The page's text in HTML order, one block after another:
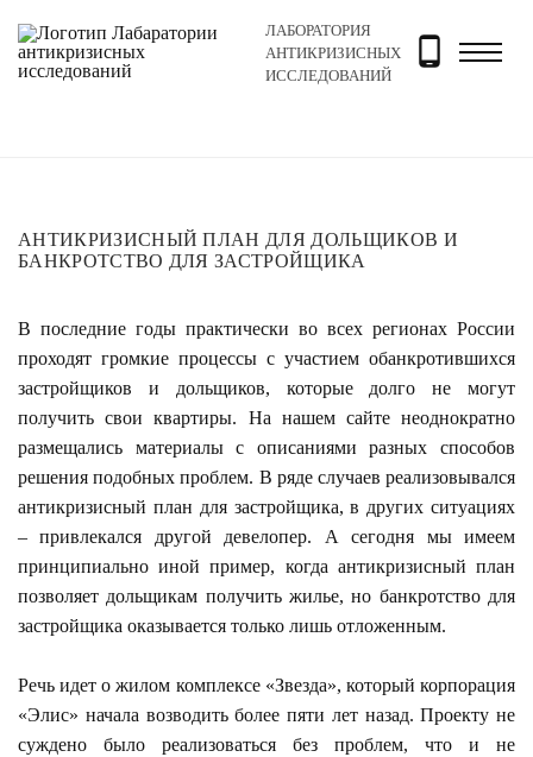
ЛАБОРАТОРИЯ
АНТИКРИЗИСНЫХ
ИССЛЕДОВАНИЙ
Главная Новости и блог Новости
АНТИКРИЗИСНЫЙ ПЛАН ДЛЯ ДОЛЬЩИКОВ И
БАНКРОТСТВО ДЛЯ ЗАСТРОЙЩИКА
В последние годы практически во всех регионах России
проходят громкие процессы с участием обанкротившихся
застройщиков и дольщиков, которые долго не могут
получить свои квартиры. На нашем сайте неоднократно
размещались материалы с описаниями разных способов
решения подобных проблем. В ряде случаев реализовывался
антикризисный план для застройщика, в других ситуациях
– привлекался другой девелопер. А сегодня мы имеем
принципиально иной пример, когда антикризисный план
позволяет дольщикам получить жилье, но банкротство для
застройщика оказывается только лишь отложенным.
Речь идет о жилом комплексе «Звезда», который корпорация
«Элис» начала возводить более пяти лет назад. Проекту не
суждено было реализоваться без проблем, что и не